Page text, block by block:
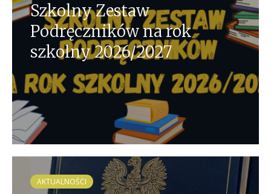
Szkolny Zestaw
Podręczników na rok
szkolny 2026/2027
AKTUALNOŚCI